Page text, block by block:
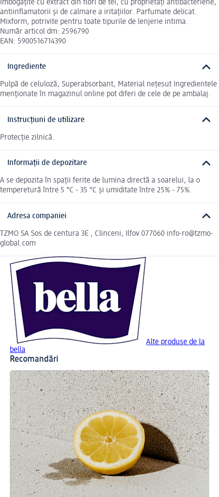
Îmbogǎţite cu extract din flori de tei, cu proprietăţi antibacteriene,
antiinflamatorii şi de calmare a iritaţiilor. Parfumate delicat.
Mixform, potrivite pentru toate tipurile de lenjerie intima.
Număr articol dm: 2596790
EAN: 5900516714390
Ingrediente
Pulpă de celuloză, Superabsorbant, Material neţesut Ingredientele
menționate în magazinul online pot diferi de cele de pe ambalaj.
Instrucțiuni de utilizare
Protecţie zilnică.
Informații de depozitare
A se depozita în spaţii ferite de lumina directă a soarelui, la o
temperetură între 5 °C - 35 °C şi umiditate între 25% - 75%.
Adresa companiei
TZMO SA Sos de centura 3E , Clinceni, Ilfov 077060 info-ro@tzmo-
global.com
Alte produse de la
bella
Recomandări